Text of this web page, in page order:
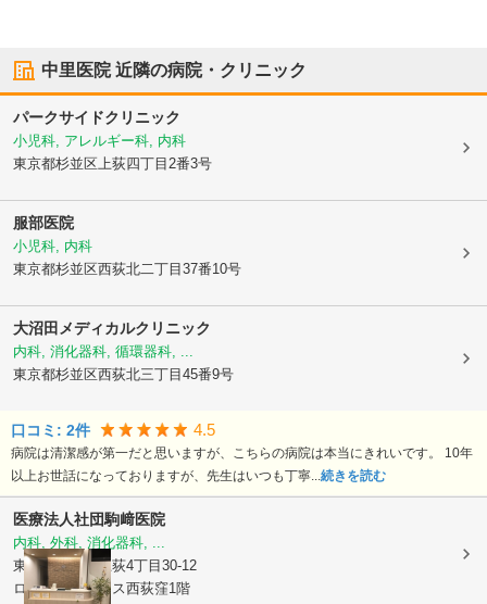
中里医院近隣の病院・クリニック
パークサイドクリニック
小児科, アレルギー科, 内科
東京都杉並区上荻四丁目2番3号
服部医院
小児科, 内科
東京都杉並区西荻北二丁目37番10号
大沼田メディカルクリニック
内科, 消化器科, 循環器科, ...
東京都杉並区西荻北三丁目45番9号
口コミ: 2件 4.5
病院は清潔感が第一だと思いますが、こちらの病院は本当にきれいです。 10年
以上お世話になっておりますが、先生はいつも丁寧...続きを読む
医療法人社団駒﨑医院
内科, 外科, 消化器科, ...
東京都杉並区上荻4丁目30-12
ロイヤルプレイス西荻窪1階